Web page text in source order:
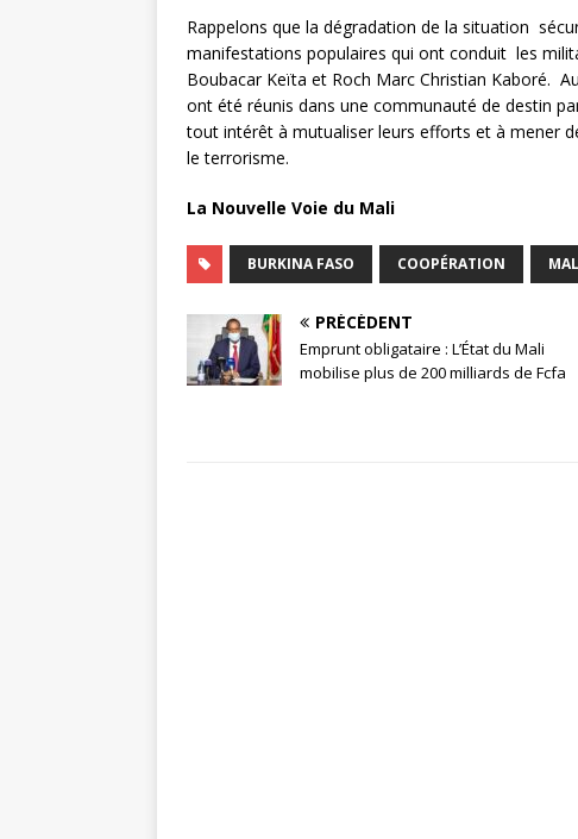
Rappelons que la dégradation de la situation
manifestations populaires qui ont conduit les
Boubacar Keïta et Roch Marc Christian Kaboré.
ont été réunis dans une communauté de destin
tout intérêt à mutualiser leurs efforts et à mener
le terrorisme.
La Nouvelle Voie du Mali
BURKINA FASO COOPÉRATION
PRÉCÉDENT
Emprunt obligataire : L’État du Mali
mobilise plus de 200 milliards de Fcfa